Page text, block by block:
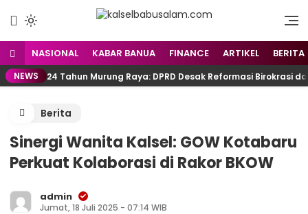
NASIONAL KABAR BANUA FINANCE ARTIKEL BERITA
NEWS 24 Tahun Murung Raya: DPRD Desak Reformasi Birokrasi
Berita
Sinergi Wanita Kalsel: GOW Kotabaru
Perkuat Kolaborasi di Rakor BKOW
admin
Jumat, 18 Juli 2025 - 07:14 WIB